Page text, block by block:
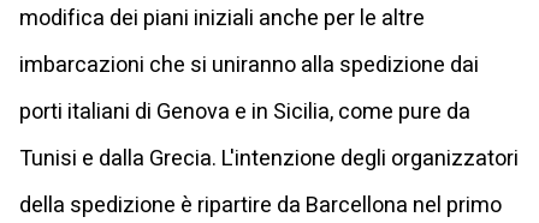
modifica dei piani iniziali anche per le altre
imbarcazioni che si uniranno alla spedizione dai
porti italiani di Genova e in Sicilia, come pure da
Tunisi e dalla Grecia. L'intenzione degli organizzatori
della spedizione è ripartire da Barcellona nel primo